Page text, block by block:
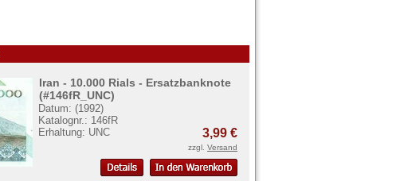
Iran - 10.000 Rials - Ersatzbanknote
(#146fR_UNC)
Datum: (1992)
Katalognr.: 146fR
Erhaltung: UNC
3,99 €
zzgl. Versand